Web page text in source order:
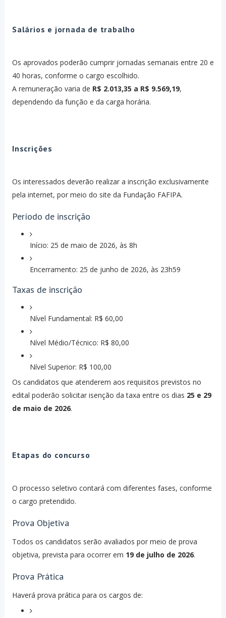
Salários e jornada de trabalho
Os aprovados poderão cumprir jornadas semanais entre 20 e
40 horas, conforme o cargo escolhido.
A remuneração varia de R$ 2.013,35 a R$ 9.569,19,
dependendo da função e da carga horária.
Inscrições
Os interessados deverão realizar a inscrição exclusivamente
pela internet, por meio do site da Fundação FAFIPA.
Período de inscrição
Início: 25 de maio de 2026, às 8h
Encerramento: 25 de junho de 2026, às 23h59
Taxas de inscrição
Nível Fundamental: R$ 60,00
Nível Médio/Técnico: R$ 80,00
Nível Superior: R$ 100,00
Os candidatos que atenderem aos requisitos previstos no
edital poderão solicitar isenção da taxa entre os dias 25 e 29
de maio de 2026.
Etapas do concurso
O processo seletivo contará com diferentes fases, conforme
o cargo pretendido.
Prova Objetiva
Todos os candidatos serão avaliados por meio de prova
objetiva, prevista para ocorrer em 19 de julho de 2026.
Prova Prática
Haverá prova prática para os cargos de: